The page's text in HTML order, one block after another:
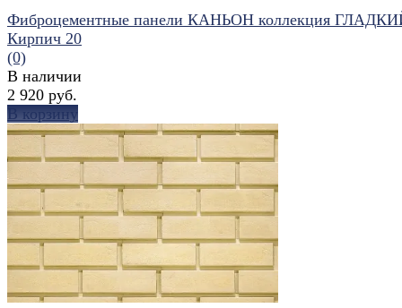
избранное сравнить
Фиброцементные панели КАНЬОН коллекция
Кирпич 20
(0)
В наличии
2 920 руб.
В корзину